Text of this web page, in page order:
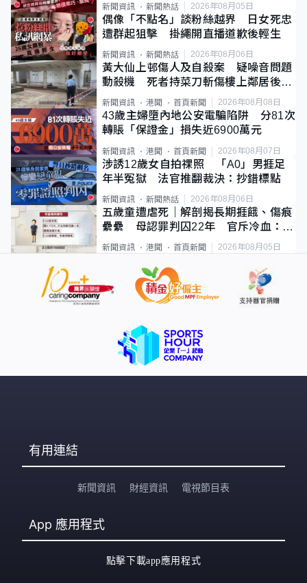
新聞資訊 新聞熱話 2026年08月05日
偶像「不點名」談粉絲越界 日女死忠
遭群起狙擊 掛繩開直播道歉後輕生
新聞資訊 新聞熱話 2026年08月06日
黃大仙上邨傷人及自殺案 疑噪音問題
動殺機 死者持菜刀斬傷樓上鄰居後墮
斃
新聞資訊 港聞 首頁新聞 2026年08月08日
43歲主婦墮內地公安電騙陷阱 分81次
轉賬「保證金」損失近6900萬元
新聞資訊 港聞 首頁新聞 2026年08月07日
涉誘12歲女自拍祼照 「A0」男捱足
年半冤獄 法官推翻裁決：抄錯標點
新聞資訊 新聞熱話 2026年08月06日
五歲童遭虐死｜解剖揭長期捱餓、傷痕
纍纍 母認罪判囚22年 官斥冷血：同
類案最惡劣
新聞資訊 港聞 首頁新聞 2026年08月05日
有用連結
新聞資訊 財經資訊 電視節目表
App 應用程式
點擊下載app應用程式